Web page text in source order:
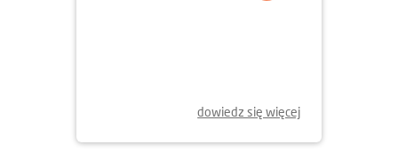
dowiedz się więcej